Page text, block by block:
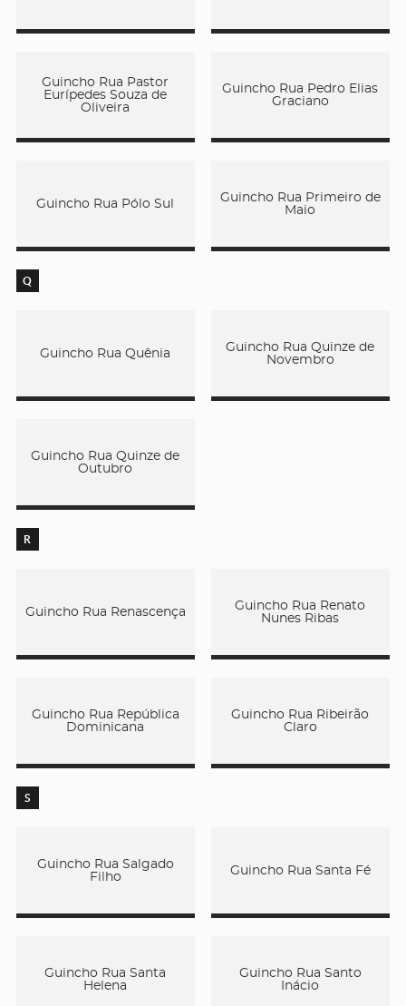
Guincho Rua Pastor
Eurípedes Souza de
Oliveira
Guincho Rua Pedro Elias
Graciano
Guincho Rua Pólo Sul
Guincho Rua Primeiro de
Maio
Q
Guincho Rua Quênia
Guincho Rua Quinze de
Novembro
Guincho Rua Quinze de
Outubro
R
Guincho Rua Renascença
Guincho Rua Renato
Nunes Ribas
Guincho Rua República
Dominicana
Guincho Rua Ribeirão
Claro
S
Guincho Rua Salgado
Filho
Guincho Rua Santa Fé
Guincho Rua Santa
Helena
Guincho Rua Santo
Inácio